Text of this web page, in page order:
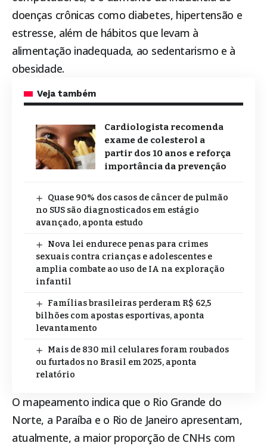
doenças crônicas como diabetes, hipertensão e
estresse, além de hábitos que levam à
alimentação inadequada, ao sedentarismo e à
obesidade.
Veja também
Cardiologista recomenda
exame de colesterol a
partir dos 10 anos e reforça
importância da prevenção
Quase 90% dos casos de câncer de pulmão
no SUS são diagnosticados em estágio
avançado, aponta estudo
Nova lei endurece penas para crimes
sexuais contra crianças e adolescentes e
amplia combate ao uso de IA na exploração
infantil
Famílias brasileiras perderam R$ 62,5
bilhões com apostas esportivas, aponta
levantamento
Mais de 830 mil celulares foram roubados
ou furtados no Brasil em 2025, aponta
relatório
O mapeamento indica que o Rio Grande do
Norte, a Paraíba e o Rio de Janeiro apresentam,
atualmente, a maior proporção de CNHs com